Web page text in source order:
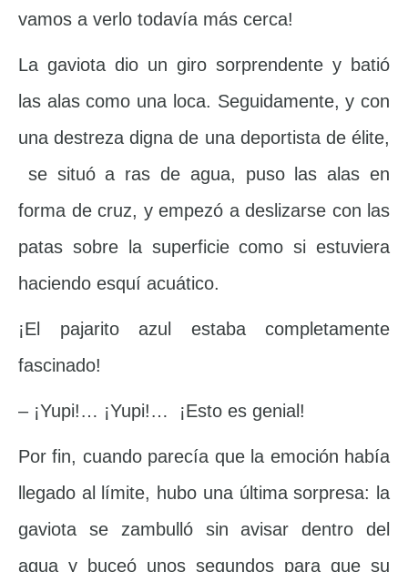
vamos a verlo todavía más cerca!
La gaviota dio un giro sorprendente y batió
las alas como una loca. Seguidamente, y con
una destreza digna de una deportista de élite,
se situó a ras de agua, puso las alas en
forma de cruz, y empezó a deslizarse con las
patas sobre la superficie como si estuviera
haciendo esquí acuático.
¡El pajarito azul estaba completamente
fascinado!
– ¡Yupi!… ¡Yupi!… ¡Esto es genial!
Por fin, cuando parecía que la emoción había
llegado al límite, hubo una última sorpresa: la
gaviota se zambulló sin avisar dentro del
agua y buceó unos segundos para que su